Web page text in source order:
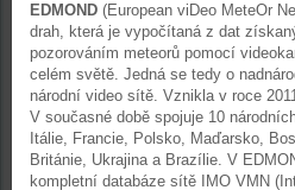
EDMOND (European viDeo MeteOr
drah, která je vypočítaná z dat
pozorováním meteorů pomocí
celém světě. Jedná se tedy o
národní video sítě. Vznikla v roce
V současné době spojuje 10
Itálie, Francie, Polsko, Maďarsko,
Británie, Ukrajina a Brazílie. V
kompletní databáze sítě IMO VMN